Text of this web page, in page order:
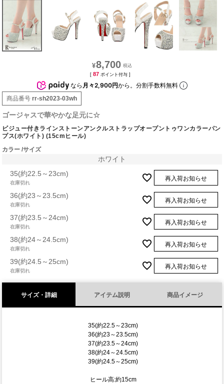
¥8,700
[ 87 ポイント付与 ]
なら 月々2,900円から。分割手数料無料
商品番号 rr-sh2023-03wh
ゴージャスで華やかな足元に☆
ビジュー付きラインストーンアンクルストラップオープントゥワンカラーパン
プス(ホワイト) (15cmヒール)
カラー サイズ
ホワイト
35(約22.5～23cm)
在庫切れ
再入荷お知らせ
36(約23～23.5cm)
在庫切れ
再入荷お知らせ
37(約23.5～24cm)
在庫切れ
再入荷お知らせ
38(約24～24.5cm)
在庫切れ
再入荷お知らせ
39(約24.5～25cm)
在庫切れ
再入荷お知らせ
サイズ・詳細 アイテム説明 商品イメージ
35(約22.5～23cm)
36(約23～23.5cm)
37(約23.5～24cm)
38(約24～24.5cm)
39(約24.5～25cm)
ヒール高:約15cm